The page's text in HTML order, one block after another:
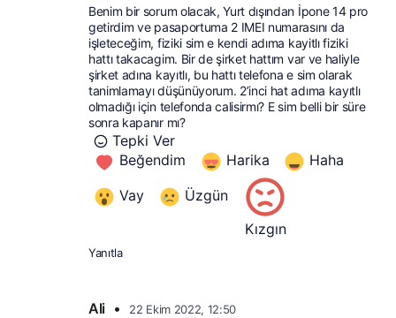
Benim bir sorum olacak, Yurt dışından İpone 14 pro
getirdim ve pasaportuma 2 IMEI numarasını da
işleteceğim, fiziki sim e kendi adıma kayitlı fiziki
hattı takacagim. Bir de şirket hattım var ve haliyle
şirket adına kayıtlı, bu hattı telefona e sim olarak
tanimlamayı düşünüyorum. 2’inci hat adıma kayıtlı
olmadığı için telefonda calisirmı? E sim belli bir süre
sonra kapanır mı?
Tepki Ver
Beğendim
Harika
Haha
Vay
Üzgün
Kızgın
Yanıtla
Ali • 22 Ekim 2022, 12:50